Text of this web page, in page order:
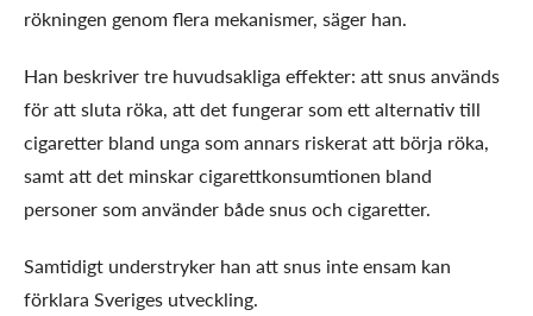
rökningen genom flera mekanismer, säger han.
Han beskriver tre huvudsakliga effekter: att snus används
för att sluta röka, att det fungerar som ett alternativ till
cigaretter bland unga som annars riskerat att börja röka,
samt att det minskar cigarettkonsumtionen bland
personer som använder både snus och cigaretter.
Samtidigt understryker han att snus inte ensam kan
förklara Sveriges utveckling.